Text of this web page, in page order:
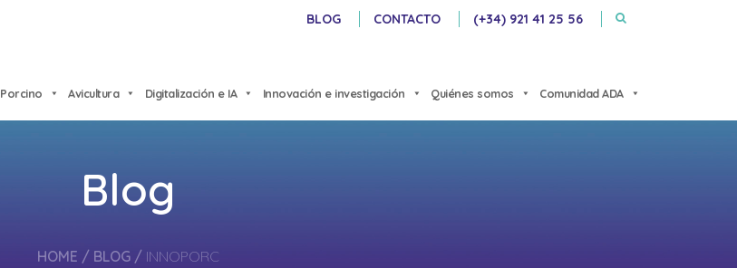
BLOG CONTACTO (+34) 921 41 25 56
Porcino Avicultura Digitalización e IA Innovación e investigación Quiénes somos Comunidad ADA
Blog
HOME / BLOG / INNOPORC